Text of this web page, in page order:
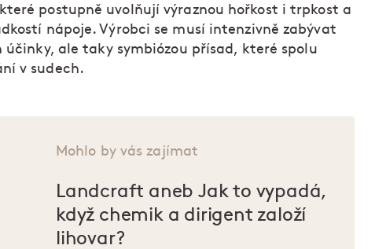
postupně uvolňují výraznou hořkost i trpkost a
nápoje. Výrobci se musí intenzivně zabývat
ale taky symbiózou přísad, které spolu
v sudech.
Mohlo by vás zajímat
Landcraft aneb Jak to vypadá,
když chemik a dirigent založí
lihovar?